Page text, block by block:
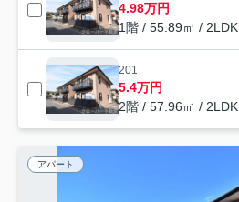
4.98万円
1階 / 55.89㎡ / 2LDK
201
5.4万円
2階 / 57.96㎡ / 2LDK
アパート